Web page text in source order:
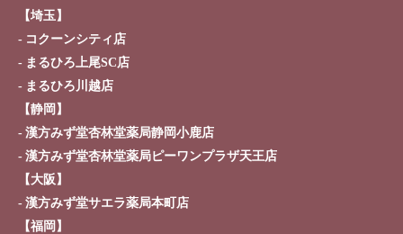
【埼玉】
コクーンシティ店
まるひろ上尾SC店
まるひろ川越店
【静岡】
漢方みず堂杏林堂薬局静岡小鹿店
漢方みず堂杏林堂薬局ピーワンプラザ天王店
【大阪】
漢方みず堂サエラ薬局本町店
【福岡】